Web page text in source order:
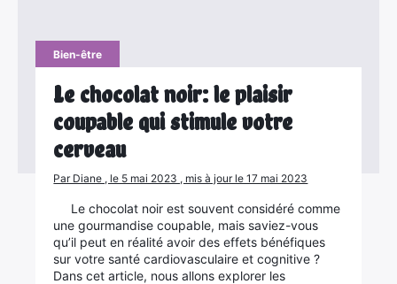
Bien-être
Le chocolat noir: le plaisir
coupable qui stimule votre
cerveau
Par Diane , le 5 mai 2023 , mis à jour le 17 mai 2023
Le chocolat noir est souvent considéré comme
une gourmandise coupable, mais saviez-vous
qu’il peut en réalité avoir des effets bénéfiques
sur votre santé cardiovasculaire et cognitive ?
Dans cet article, nous allons explorer les